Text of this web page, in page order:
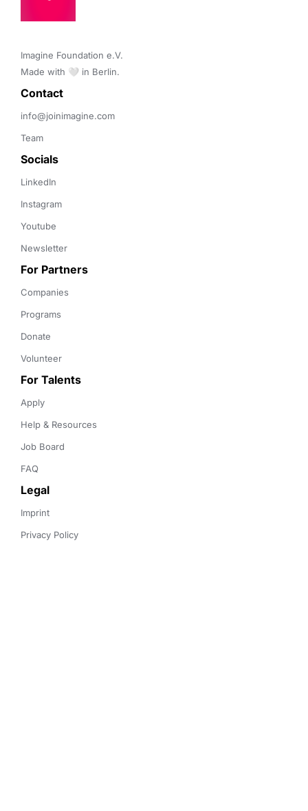
Imagine Foundation e.V.
Made with 🤍 in Berlin.
Contact
info@joinimagine.com
Team
Socials
LinkedIn
Instagram
Youtube
Newsletter
For Partners
Companies
Programs
Donate
Volunteer
For Talents
Apply
Help & Resources
Job Board
FAQ
Legal
Imprint
Privacy Policy